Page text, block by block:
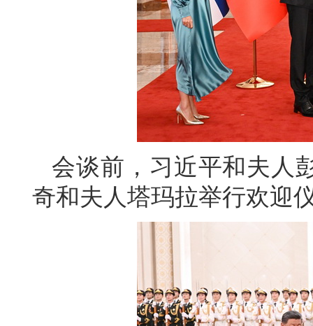
会谈前，习近平和夫人
奇和夫人塔玛拉举行欢迎